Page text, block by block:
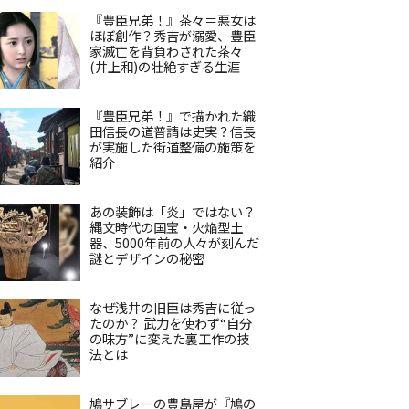
『豊臣兄弟！』茶々＝悪女は
ほぼ創作？秀吉が溺愛、豊臣
家滅亡を背負わされた茶々
(井上和)の壮絶すぎる生涯
『豊臣兄弟！』で描かれた織
田信長の道普請は史実？信長
が実施した街道整備の施策を
紹介
あの装飾は「炎」ではない？
縄文時代の国宝・火焔型土
器、5000年前の人々が刻んだ
謎とデザインの秘密
なぜ浅井の旧臣は秀吉に従っ
たのか？ 武力を使わず“自分
の味方”に変えた裏工作の技
法とは
鳩サブレーの豊島屋が『鳩の